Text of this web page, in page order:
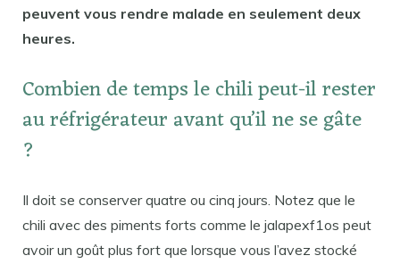
peuvent vous rendre malade en seulement deux
heures.
Combien de temps le chili peut-il rester
au réfrigérateur avant qu’il ne se gâte
?
Il doit se conserver quatre ou cinq jours. Notez que le
chili avec des piments forts comme le jalapexf1os peut
avoir un goût plus fort que lorsque vous l’avez stocké